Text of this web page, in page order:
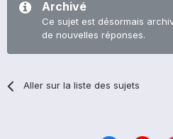
Archivé
Ce sujet est désormais
de nouvelles réponses.
Aller sur la liste des sujets